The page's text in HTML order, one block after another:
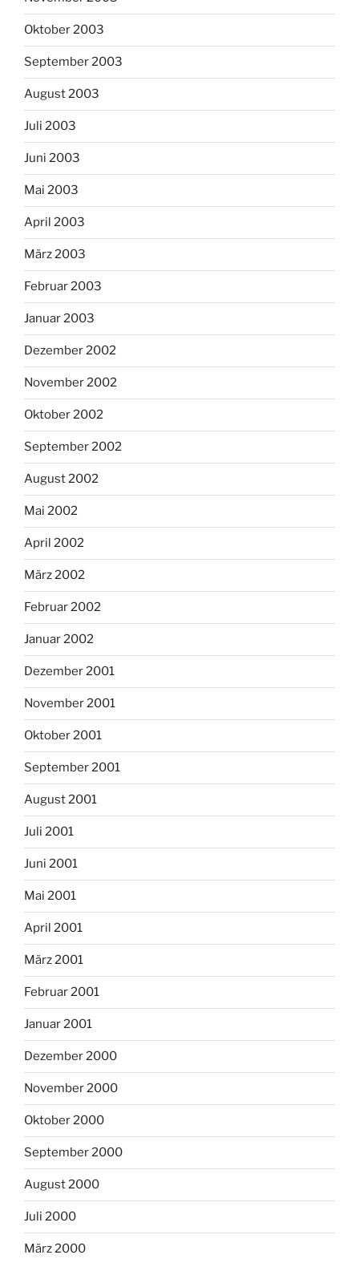
Oktober 2003
September 2003
August 2003
Juli 2003
Juni 2003
Mai 2003
April 2003
März 2003
Februar 2003
Januar 2003
Dezember 2002
November 2002
Oktober 2002
September 2002
August 2002
Mai 2002
April 2002
März 2002
Februar 2002
Januar 2002
Dezember 2001
November 2001
Oktober 2001
September 2001
August 2001
Juli 2001
Juni 2001
Mai 2001
April 2001
März 2001
Februar 2001
Januar 2001
Dezember 2000
November 2000
Oktober 2000
September 2000
August 2000
Juli 2000
März 2000